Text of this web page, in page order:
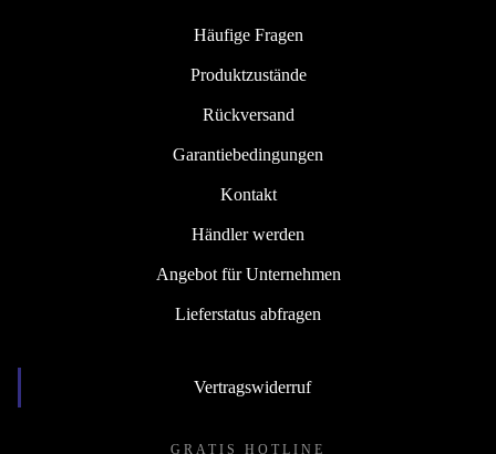
Häufige Fragen
Produktzustände
Rückversand
Garantiebedingungen
Kontakt
Händler werden
Angebot für Unternehmen
Lieferstatus abfragen
Vertragswiderruf
GRATIS HOTLINE